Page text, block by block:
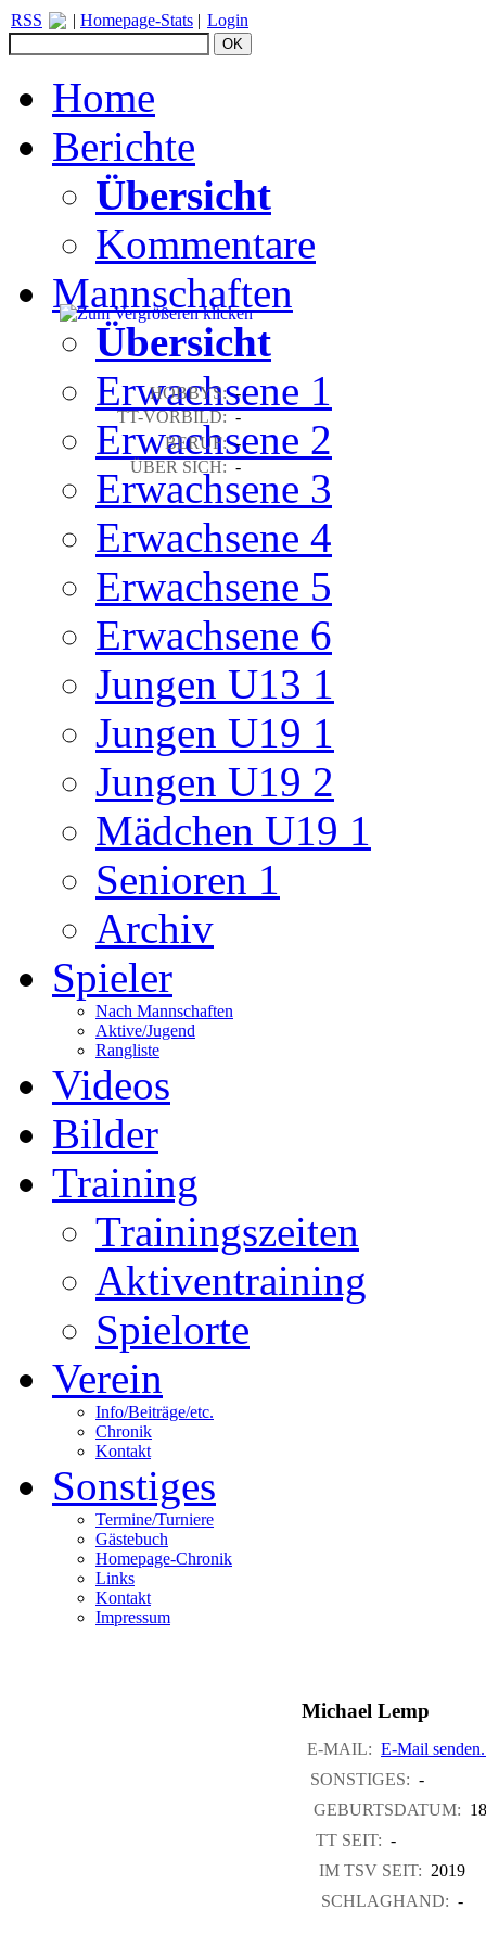
RSS | Homepage-Stats | Login
Home
Berichte
Übersicht
Kommentare
Mannschaften
Übersicht
Erwachsene 1
Erwachsene 2
Erwachsene 3
Erwachsene 4
Erwachsene 5
Erwachsene 6
Jungen U13 1
Jungen U19 1
Jungen U19 2
Mädchen U19 1
Senioren 1
Archiv
Spieler
Nach Mannschaften
Aktive/Jugend
Rangliste
Videos
Bilder
Training
Trainingszeiten
Aktiventraining
Spielorte
Verein
Info/Beiträge/etc.
Chronik
Kontakt
Sonstiges
Termine/Turniere
Gästebuch
Homepage-Chronik
Links
Kontakt
Impressum
Michael Lemp
E-MAIL: E-Mail
SONSTIGES: -
GEBURTSDATUM:
TT SEIT: -
IM TSV SEIT: 2019
SCHLAGHAND: -
HOBBYS: -
TT-VORBILD: -
BERUF: -
ÜBER SICH: -